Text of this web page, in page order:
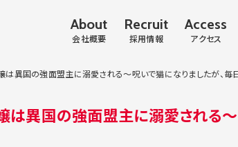
About
会社概要
Recruit
採用情報
Access
アクセス
異国の強面盟主に溺愛される〜呪いで猫になりましたが、毎日
異国の強面盟主に溺愛される〜